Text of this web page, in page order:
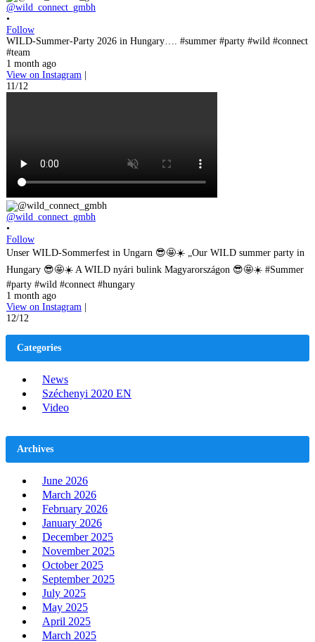
@wild_connect_gmbh
•
Follow
WILD-Summer-Party 2026 in Hungary…. #summer #party #wild #connect
#team
1 month ago
View on Instagram |
11/12
@wild_connect_gmbh
•
Follow
Unser WILD-Sommerfest in Ungarn 😎🤩☀️ „Our WILD summer party in
Hungary 😎🤩☀️ A WILD nyári bulink Magyarországon 😎🤩☀️ #Summer
#party #wild #connect #hungary
1 month ago
View on Instagram |
12/12
Categories
News
Széchenyi 2020 EN
Video
Archives
June 2026
March 2026
February 2026
January 2026
December 2025
November 2025
October 2025
September 2025
July 2025
May 2025
April 2025
March 2025